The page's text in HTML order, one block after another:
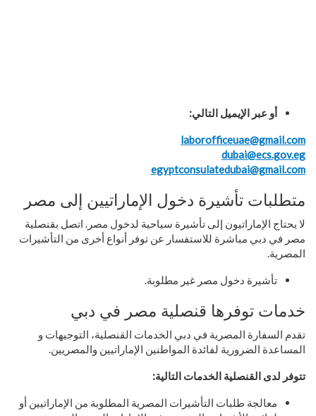
أو عبر الإيميل التالي:
laborofficeuae@gmail.com
dubai@ecs.gov.eg
egyptconsulatedubai@gmail.com
متطلبات تأشيرة دخول الإماراتيين إلى مصر
لا يحتاج الإماراتيون إلى تأشيرة سياحية لدخول مصر. اتصل بقنصلية
مصر في دبي مباشرة للاستفسار عن توفر أنواع أخرى من التأشيرات
المصرية.
تأشيرة دخول مصر غير مطلوبة.
خدمات توفرها قنصلية مصر في دبي
تقدم السفارة المصرية في دبي الخدمات القنصلية، التوجيهات و
المساعدة الضرورية لفائدة المواطنين الإماراتيين والمصريين.
تتوفر لدى القنصلية الخدمات التالية:
معالجة طلبات التأشيرات المصرية المطلوبة من الإماراتيين أو